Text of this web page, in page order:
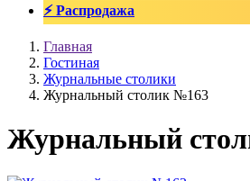
⚡ Распродажа
Главная
Гостиная
Журнальные столики
Журнальный столик №163
Журнальный